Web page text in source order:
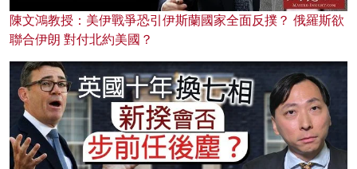
陳文鴻教授：美伊戰爭恐引伊斯蘭國家全面反撲？ 俄羅斯欲
聯合伊朗 對付北約美國？